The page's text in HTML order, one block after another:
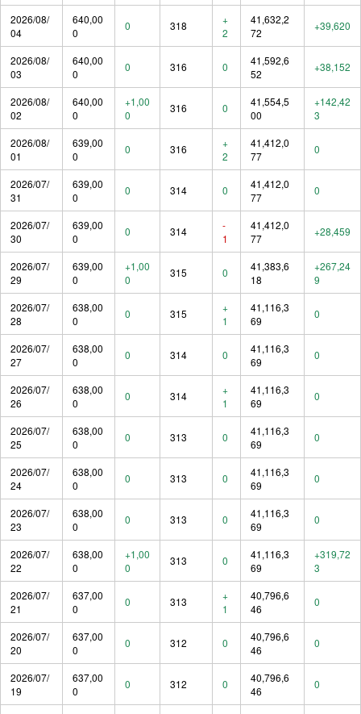
2026/08/
04
640,00
0
0 318
+
2
41,632,2
72
+39,620
2026/08/
03
640,00
0
0 316 0
41,592,6
52
+38,152
2026/08/
02
640,00
0
+1,00
0
316 0
41,554,5
00
+142,42
3
2026/08/
01
639,00
0
0 316
+
2
41,412,0
77
0
2026/07/
31
639,00
0
0 314 0
41,412,0
77
0
2026/07/
30
639,00
0
0 314
-
1
41,412,0
77
+28,459
2026/07/
29
639,00
0
+1,00
0
315 0
41,383,6
18
+267,24
9
2026/07/
28
638,00
0
0 315
+
1
41,116,3
69
0
2026/07/
27
638,00
0
0 314 0
41,116,3
69
0
2026/07/
26
638,00
0
0 314
+
1
41,116,3
69
0
2026/07/
25
638,00
0
0 313 0
41,116,3
69
0
2026/07/
24
638,00
0
0 313 0
41,116,3
69
0
2026/07/
23
638,00
0
0 313 0
41,116,3
69
0
2026/07/
22
638,00
0
+1,00
0
313 0
41,116,3
69
+319,72
3
2026/07/
21
637,00
0
0 313
+
1
40,796,6
46
0
2026/07/
20
637,00
0
0 312 0
40,796,6
46
0
2026/07/
19
637,00
0
0 312 0
40,796,6
46
0